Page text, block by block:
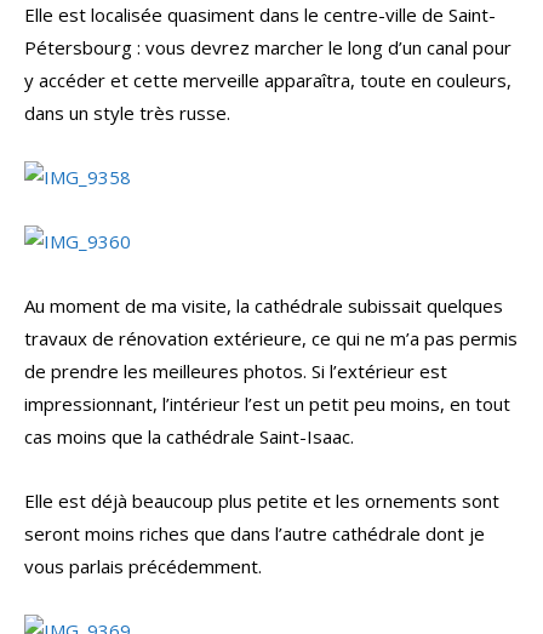
Elle est localisée quasiment dans le centre-ville de Saint-
Pétersbourg : vous devrez marcher le long d’un canal pour
y accéder et cette merveille apparaîtra, toute en couleurs,
dans un style très russe.
Au moment de ma visite, la cathédrale subissait quelques
travaux de rénovation extérieure, ce qui ne m’a pas permis
de prendre les meilleures photos. Si l’extérieur est
impressionnant, l’intérieur l’est un petit peu moins, en tout
cas moins que la cathédrale Saint-Isaac.
Elle est déjà beaucoup plus petite et les ornements sont
seront moins riches que dans l’autre cathédrale dont je
vous parlais précédemment.